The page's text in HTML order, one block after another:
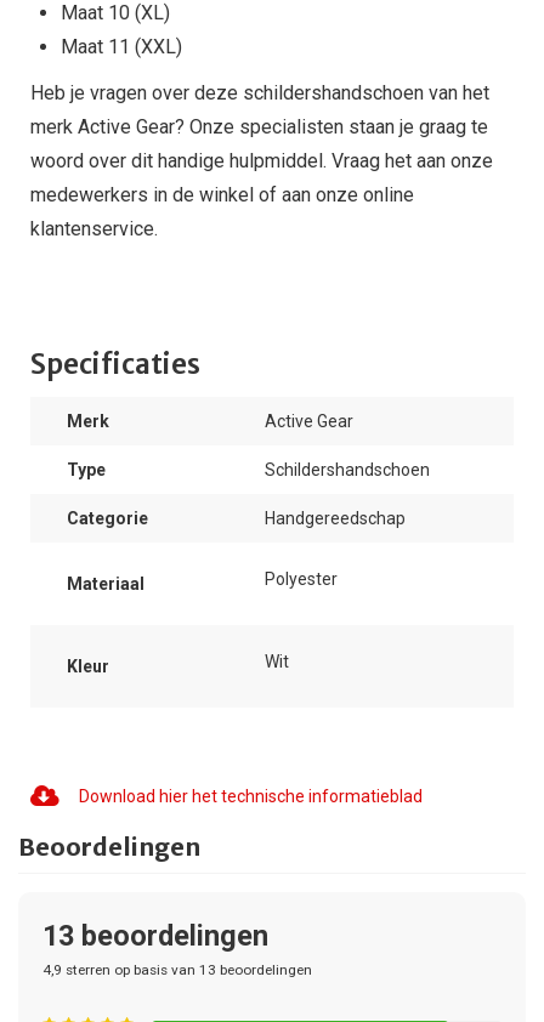
Maat 10 (XL)
Maat 11 (XXL)
Heb je vragen over deze schildershandschoen van het
merk Active Gear? Onze specialisten staan je graag te
woord over dit handige hulpmiddel. Vraag het aan onze
medewerkers in de winkel of aan onze online
klantenservice.
Specificaties
Merk Active Gear
Type Schildershandschoen
Categorie Handgereedschap
Materiaal Polyester
Kleur Wit
Download hier het technische informatieblad
Beoordelingen
13 beoordelingen
4,9 sterren op basis van 13 beoordelingen